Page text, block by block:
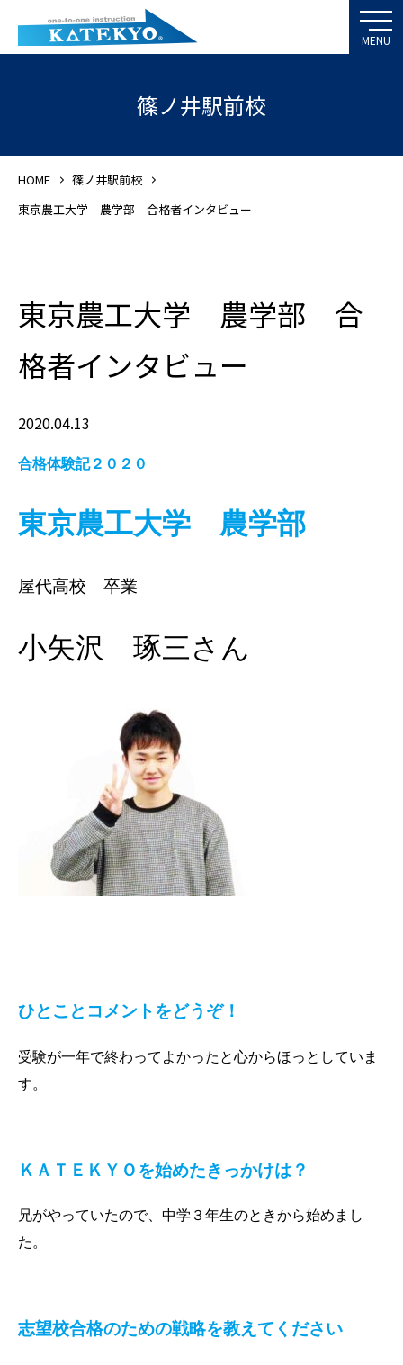
篠ノ井駅前校
HOME
篠ノ井駅前校
東京農工大学 農学部 合格者インタビュー
東京農工大学 農学部 合
格者インタビュー
2020.04.13
合格体験記２０２０
東京農工大学 農学部
屋代高校 卒業
小矢沢 琢三さん
ひとことコメントをどうぞ！
受験が一年で終わってよかったと心からほっとしていま
す。
ＫＡＴＥＫＹＯを始めたきっかけは？
兄がやっていたので、中学３年生のときから始めまし
た。
志望校合格のための戦略を教えてください